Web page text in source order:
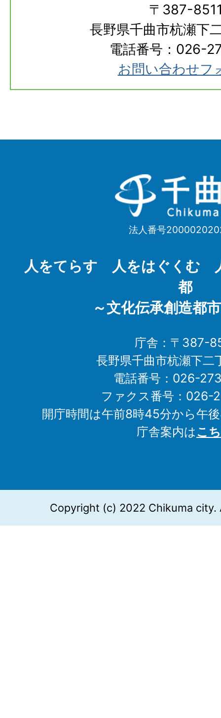
〒387-
長野県千曲市杭瀬下
電話番号：026-
お問い合わせフ
千
曲
Chikuma
法人番号
人をてらす 人をはぐくむ
都
～文化伝承創造都
庁舎：〒387-
長野県千曲市杭瀬下二
電話番号：026-
ファクス番号：026-
開庁時間は午前8時45分から午
庁舎案内はこ
Copyright (c) 2022 Chikuma city.